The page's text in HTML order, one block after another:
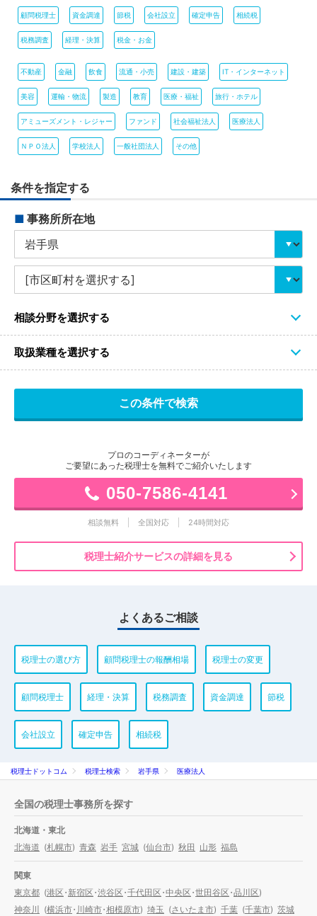
顧問税理士 資金調達 節税 会社設立 確定申告 相続税
税務調査 経理・決算 税金・お金
不動産 金融 飲食 流通・小売 建設・建築 IT・インターネット
美容 運輸・物流 製造 教育 医療・福祉 旅行・ホテル
アミューズメント・レジャー ファンド 社会福祉法人 医療法人
ＮＰＯ法人 学校法人 一般社団法人 その他
条件を指定する
■ 事務所所在地
相談分野を選択する
取扱業種を選択する
プロのコーディネーターが
ご要望にあった税理士を無料でご紹介いたします
050-7586-4141
相談無料 全国対応 24時間対応
税理士紹介サービスの詳細を見る
よくあるご相談
税理士の選び方 顧問税理士の報酬相場 税理士の変更
顧問税理士 経理・決算 税務調査 資金調達 節税
会社設立 確定申告 相続税
税理士ドットコム 税理士検索 岩手県 医療法人
全国の税理士事務所を探す
北海道・東北
北海道 (札幌市) 青森 岩手 宮城 (仙台市) 秋田 山形 福島
関東
東京都 (港区・新宿区・渋谷区・千代田区・中央区・世田谷区・品川区)
神奈川
(横浜市・川崎市・相模原市) 埼玉 (さいたま市) 千葉 (千葉市) 茨城